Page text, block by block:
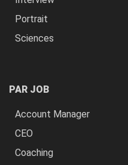
Portrait
Sciences
PAR JOB
Account Manager
CEO
Coaching